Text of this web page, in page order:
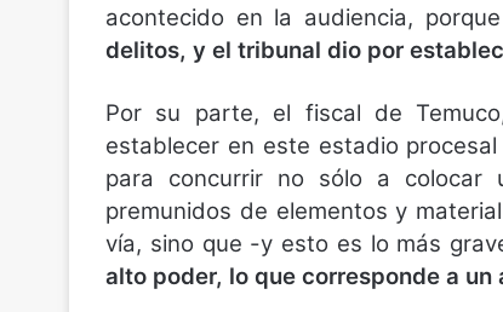
acontecido en la audiencia, porque
delitos, y el tribunal dio por
Por su parte, el fiscal de
establecer en este estadio
para concurrir no sólo a
premunidos de elementos y
vía, sino que -y esto es lo más
alto poder, lo que corresponde a